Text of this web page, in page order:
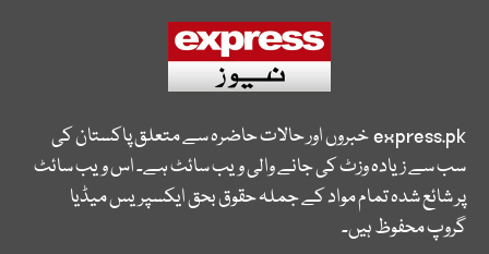
express.pkخبروں اور حالات حاضرہ سے متعلق پاکستان کی
سب سے زیادہ وزٹ کی جانے والی ویب سائٹ ہے۔ اس ویب سائٹ
پر شائع شدہ تمام مواد کے جملہ حقوق بحق ایکسپریس میڈیا
گروپ محفوظ ہیں۔